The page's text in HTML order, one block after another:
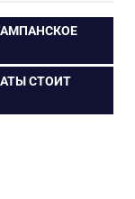
СТОИТ